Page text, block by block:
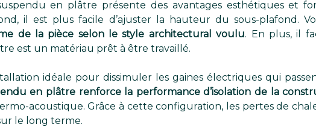
en plâtre présente des avantages esthétiques et
il est plus facile d’ajuster la hauteur du sous-plafond.
de la pièce selon le style architectural voulu. En plus, il
est un matériau prêt à être travaillé.
idéale pour dissimuler les gaines électriques qui
en plâtre renforce la performance d’isolation de la
acoustique. Grâce à cette configuration, les pertes de
le long terme.